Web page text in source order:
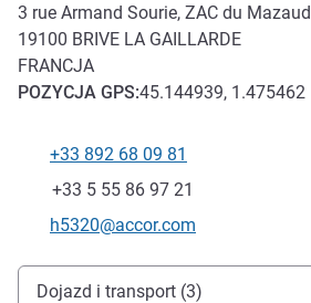
3 rue Armand Sourie, ZAC du Mazaud
19100 BRIVE LA GAILLARDE
FRANCJA
POZYCJA GPS:45.144939, 1.475462
Telefon
+33 892 68 09 81
Faks
+33 5 55 86 97 21
Kontaktowy adres e-mail
h5320@accor.com
Dojazd i transport
Dojazd i transport (3)